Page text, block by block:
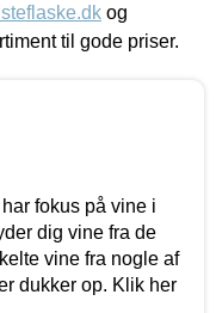
og
til gode priser.
fokus på vine i
dig vine fra de
vine fra nogle af
dukker op. Klik her